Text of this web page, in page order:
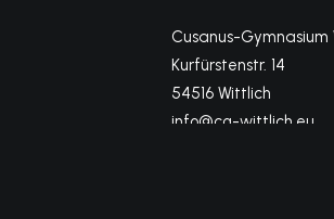
Cusanus-Gymnasium
Kurfürstenstr. 14
54516 Wittlich
info@cg-wittlich.eu